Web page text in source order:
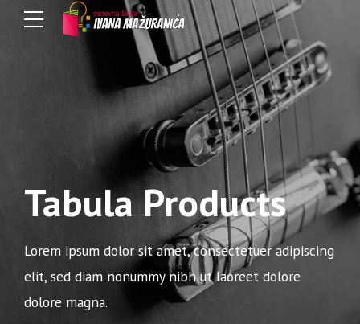
Tabula Products
Lorem ipsum dolor sit amet, consectetuer adipiscing
elit, sed diam nonummy nibh ut laoreet dolore
dolore magna.